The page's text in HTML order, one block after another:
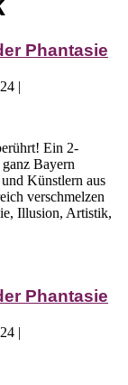
Phantasie
|
Ein 2-
Bayern
Künstlern aus
verschmelzen
Illusion, Artistik,
Phantasie
|